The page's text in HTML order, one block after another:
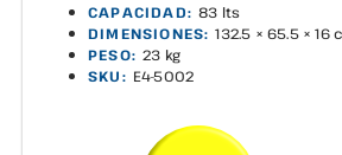
CAPACIDAD: 83 lts
DIMENSIONES: 132.5 × 65.5 × 16
PESO: 23 kg
SKU: E4-5002